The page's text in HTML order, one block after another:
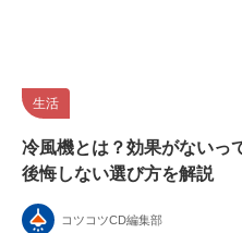
生活
冷風機とは？効果がないっ
後悔しない選び方を解説
コツコツCD編集部